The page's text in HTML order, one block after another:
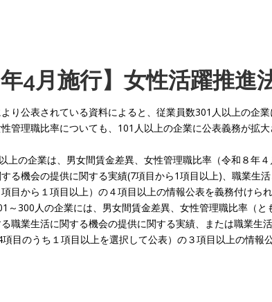
年4月施行】女性活躍推進
り公表されている資料によると、従業員数301人以上の企
管理職比率についても、101人以上の企業に公表義務が拡
上の企業は、男女間賃金差異、女性管理職比率（令和８年
る機会の提供に関する実績(7項目から1項目以上)、職業生
目から１項目以上）の４項目以上の情報公表を義務付けられ
～300人の企業には、男女間賃金差異、女性管理職比率（
職業生活に関する機会の提供に関する実績、または職業生
目のうち１項目以上を選択して公表）の３項目以上の情報